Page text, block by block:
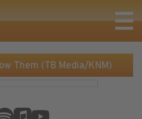
Them (TB Media/KNM)